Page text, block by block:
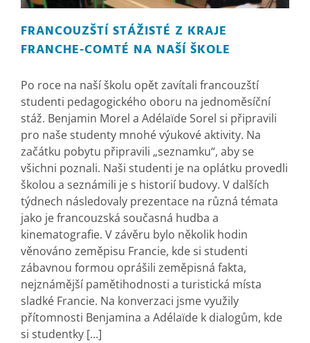
FRANCOUZŠTÍ STÁŽISTÉ Z KRAJE
FRANCHE-COMTÉ NA NAŠÍ ŠKOLE
Po roce na naší školu opět zavítali francouzští
studenti pedagogického oboru na jednoměsíční
stáž. Benjamin Morel a Adélaïde Sorel si připravili
pro naše studenty mnohé výukové aktivity. Na
začátku pobytu připravili „seznamku“, aby se
všichni poznali. Naši studenti je na oplátku provedli
školou a seznámili je s historií budovy. V dalších
týdnech následovaly prezentace na různá témata
jako je francouzská současná hudba a
kinematografie. V závěru bylo několik hodin
věnováno zeměpisu Francie, kde si studenti
zábavnou formou oprášili zeměpisná fakta,
nejznámější pamětihodnosti a turistická místa
sladké Francie. Na konverzaci jsme využily
přítomnosti Benjamina a Adélaïde k dialogům, kde
si studentky [...]